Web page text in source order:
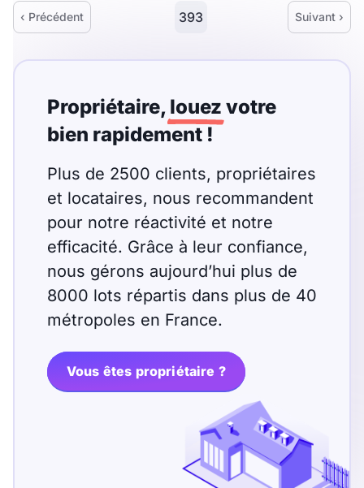
‹ Précédent 393 Suivant ›
Propriétaire, louez votre
bien rapidement !
Plus de 2500 clients, propriétaires
et locataires, nous recommandent
pour notre réactivité et notre
efficacité. Grâce à leur confiance,
nous gérons aujourd’hui plus de
8000 lots répartis dans plus de 40
métropoles en France.
Vous êtes propriétaire ?